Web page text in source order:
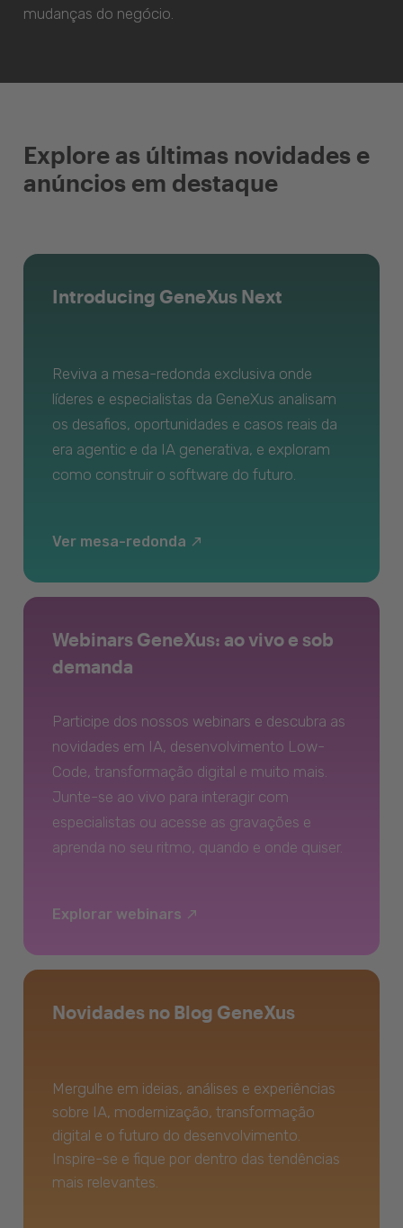
mudanças do negócio.
Explore as últimas novidades e
anúncios em destaque
Introducing GeneXus Next
Reviva a mesa-redonda exclusiva onde
líderes e especialistas da GeneXus analisam
os desafios, oportunidades e casos reais da
era agentic e da IA generativa, e exploram
como construir o software do futuro.
Ver mesa-redonda
Webinars GeneXus: ao vivo e sob
demanda
Participe dos nossos webinars e descubra as
novidades em IA, desenvolvimento Low-
Code, transformação digital e muito mais.
Junte-se ao vivo para interagir com
especialistas ou acesse as gravações e
aprenda no seu ritmo, quando e onde quiser.
Explorar webinars
Novidades no Blog GeneXus
Mergulhe em ideias, análises e experiências
sobre IA, modernização, transformação
digital e o futuro do desenvolvimento.
Inspire-se e fique por dentro das tendências
mais relevantes.